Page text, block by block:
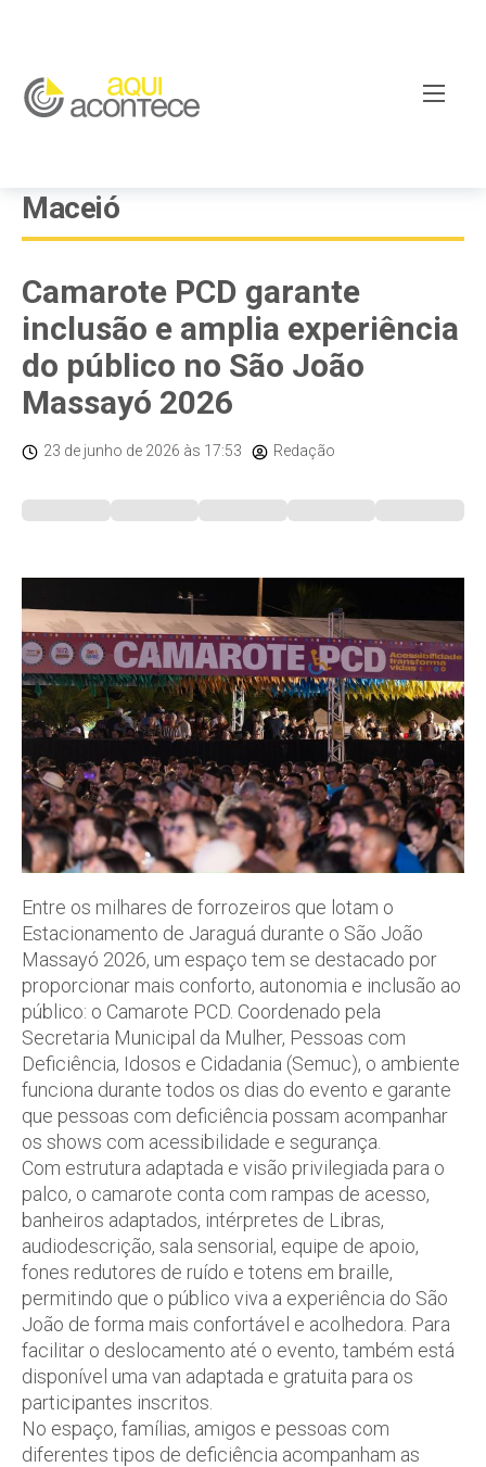
Maceió
Camarote PCD garante
inclusão e amplia experiência
do público no São João
Massayó 2026
23 de junho de 2026 às 17:53 Redação
Entre os milhares de forrozeiros que lotam o
Estacionamento de Jaraguá durante o São João
Massayó 2026, um espaço tem se destacado por
proporcionar mais conforto, autonomia e inclusão ao
público: o Camarote PCD. Coordenado pela
Secretaria Municipal da Mulher, Pessoas com
Deficiência, Idosos e Cidadania (Semuc), o ambiente
funciona durante todos os dias do evento e garante
que pessoas com deficiência possam acompanhar
os shows com acessibilidade e segurança.
Com estrutura adaptada e visão privilegiada para o
palco, o camarote conta com rampas de acesso,
banheiros adaptados, intérpretes de Libras,
audiodescrição, sala sensorial, equipe de apoio,
fones redutores de ruído e totens em braille,
permitindo que o público viva a experiência do São
João de forma mais confortável e acolhedora. Para
facilitar o deslocamento até o evento, também está
disponível uma van adaptada e gratuita para os
participantes inscritos.
No espaço, famílias, amigos e pessoas com
diferentes tipos de deficiência acompanham as